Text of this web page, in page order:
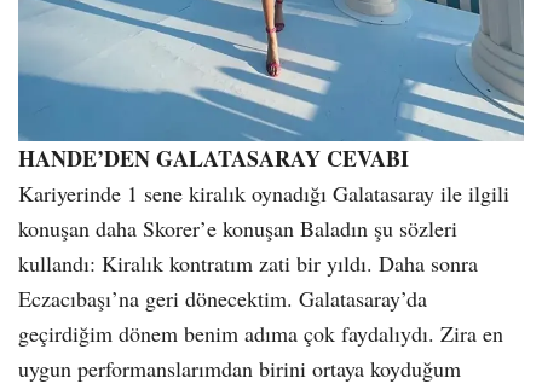
HANDE’DEN GALATASARAY CEVABI
Kariyerinde 1 sene kiralık oynadığı Galatasaray ile ilgili
konuşan daha Skorer’e konuşan Baladın şu sözleri
kullandı: Kiralık kontratım zati bir yıldı. Daha sonra
Eczacıbaşı’na geri dönecektim. Galatasaray’da
geçirdiğim dönem benim adıma çok faydalıydı. Zira en
uygun performanslarımdan birini ortaya koyduğum